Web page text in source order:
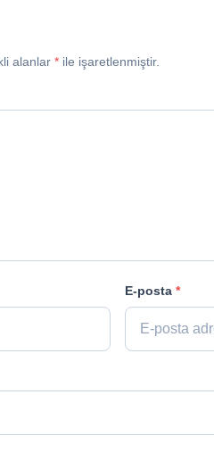
alanlar * ile işaretlenmiştir.
E-posta *